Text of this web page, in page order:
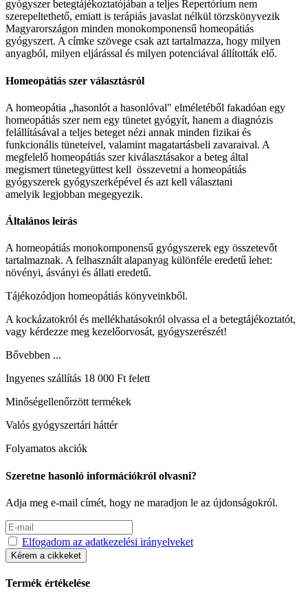
gyógyszer betegtájékoztatójában a teljes Repertórium nem
szerepeltethető, emiatt is terápiás javaslat nélkül törzskönyvezik
Magyarországon minden monokomponensű homeopátiás
gyógyszert. A címke szövege csak azt tartalmazza, hogy milyen
anyagból, milyen eljárással és milyen potenciával állították elő.
Homeopátiás szer választásról
A homeopátia „hasonlót a hasonlóval" elméletéből fakadóan egy
homeopátiás szer nem egy tünetet gyógyít, hanem a diagnózis
felállításával a teljes beteget nézi annak minden fizikai és
funkcionális tüneteivel, valamint magatartásbeli zavaraival. A
megfelelő homeopátiás szer kiválasztásakor a beteg által
megismert tünetegyüttest kell összevetni a homeopátiás
gyógyszerek gyógyszerképével és azt kell választani
amelyik legjobban megegyezik.
Általános leírás
A homeopátiás monokomponensű gyógyszerek egy összetevőt
tartalmaznak. A felhasznált alapanyag különféle eredetű lehet:
növényi, ásványi és állati eredetű.
Tájékozódjon homeopátiás könyveinkből.
A kockázatokról és mellékhatásokról olvassa el a betegtájékoztatót,
vagy kérdezze meg kezelőorvosát, gyógyszerészét!
Bővebben ...
Ingyenes szállítás 18 000 Ft felett
Minőségellenőrzött termékek
Valós gyógyszertári háttér
Folyamatos akciók
Szeretne hasonló információkról olvasni?
Adja meg e-mail címét, hogy ne maradjon le az újdonságokról.
Elfogadom az adatkezelési irányelveket
Kérem a cikkeket
Termék értékelése